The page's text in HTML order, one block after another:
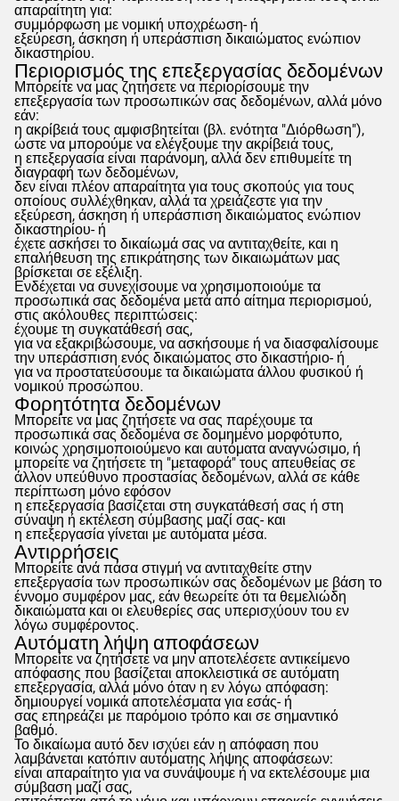
απαραίτητη για:
συμμόρφωση με νομική υποχρέωση- ή
εξεύρεση, άσκηση ή υπεράσπιση δικαιώματος ενώπιον
δικαστηρίου.
Περιορισμός της επεξεργασίας δεδομένων
Μπορείτε να μας ζητήσετε να περιορίσουμε την
επεξεργασία των προσωπικών σας δεδομένων, αλλά μόνο
εάν:
η ακρίβειά τους αμφισβητείται (βλ. ενότητα "Διόρθωση"),
ώστε να μπορούμε να ελέγξουμε την ακρίβειά τους,
η επεξεργασία είναι παράνομη, αλλά δεν επιθυμείτε τη
διαγραφή των δεδομένων,
δεν είναι πλέον απαραίτητα για τους σκοπούς για τους
οποίους συλλέχθηκαν, αλλά τα χρειάζεστε για την
εξεύρεση, άσκηση ή υπεράσπιση δικαιώματος ενώπιον
δικαστηρίου- ή
έχετε ασκήσει το δικαίωμά σας να αντιταχθείτε, και η
επαλήθευση της επικράτησης των δικαιωμάτων μας
βρίσκεται σε εξέλιξη.
Ενδέχεται να συνεχίσουμε να χρησιμοποιούμε τα
προσωπικά σας δεδομένα μετά από αίτημα περιορισμού,
στις ακόλουθες περιπτώσεις:
έχουμε τη συγκατάθεσή σας,
για να εξακριβώσουμε, να ασκήσουμε ή να διασφαλίσουμε
την υπεράσπιση ενός δικαιώματος στο δικαστήριο- ή
για να προστατεύσουμε τα δικαιώματα άλλου φυσικού ή
νομικού προσώπου.
Φορητότητα δεδομένων
Μπορείτε να μας ζητήσετε να σας παρέχουμε τα
προσωπικά σας δεδομένα σε δομημένο μορφότυπο,
κοινώς χρησιμοποιούμενο και αυτόματα αναγνώσιμο, ή
μπορείτε να ζητήσετε τη "μεταφορά" τους απευθείας σε
άλλον υπεύθυνο προστασίας δεδομένων, αλλά σε κάθε
περίπτωση μόνο εφόσον
η επεξεργασία βασίζεται στη συγκατάθεσή σας ή στη
σύναψη ή εκτέλεση σύμβασης μαζί σας- και
η επεξεργασία γίνεται με αυτόματα μέσα.
Αντιρρήσεις
Μπορείτε ανά πάσα στιγμή να αντιταχθείτε στην
επεξεργασία των προσωπικών σας δεδομένων με βάση το
έννομο συμφέρον μας, εάν θεωρείτε ότι τα θεμελιώδη
δικαιώματα και οι ελευθερίες σας υπερισχύουν του εν
λόγω συμφέροντος.
Αυτόματη λήψη αποφάσεων
Μπορείτε να ζητήσετε να μην αποτελέσετε αντικείμενο
απόφασης που βασίζεται αποκλειστικά σε αυτόματη
επεξεργασία, αλλά μόνο όταν η εν λόγω απόφαση:
δημιουργεί νομικά αποτελέσματα για εσάς- ή
σας επηρεάζει με παρόμοιο τρόπο και σε σημαντικό
βαθμό.
Το δικαίωμα αυτό δεν ισχύει εάν η απόφαση που
λαμβάνεται κατόπιν αυτόματης λήψης αποφάσεων:
είναι απαραίτητο για να συνάψουμε ή να εκτελέσουμε μια
σύμβαση μαζί σας,